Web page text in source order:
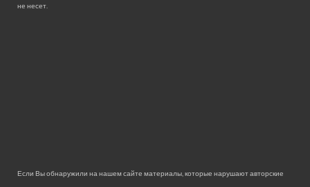
не несет.
Если Вы обнаружили на нашем сайте материалы, которые нарушают авторские